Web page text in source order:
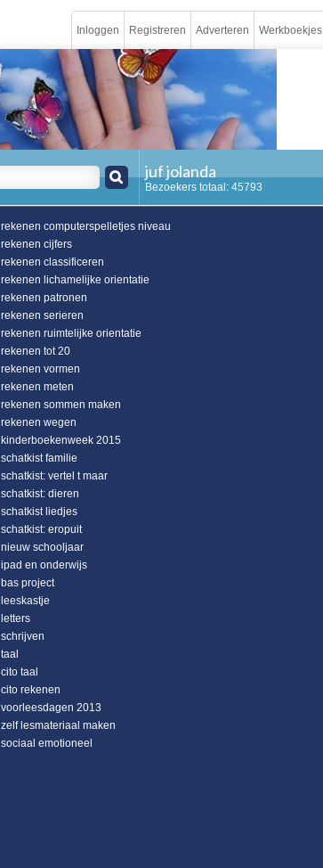
Inloggen Registreren Adverteren Werkboekjes
juf jolanda
Bezoekers totaal: 45793
rekenen computerspelletjes niveau
rekenen cijfers
rekenen classificeren
rekenen lichamelijke orientatie
rekenen patronen
rekenen serieren
rekenen ruimtelijke orientatie
rekenen tot 20
rekenen vormen
rekenen meten
rekenen sommen maken
rekenen wegen
kinderboekenweek 2015
schatkist familie
schatkist: vertel t maar
schatkist: dieren
schatkist liedjes
schatkist: eropuit
nieuw schooljaar
ipad en onderwijs
bas project
leeskastje
letters
schrijven
taal
cito taal
cito rekenen
voorleesdagen 2013
zelf lesmateriaal maken
sociaal emotioneel